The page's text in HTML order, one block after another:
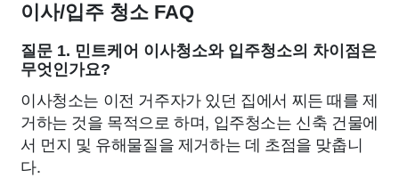
이사/입주 청소 FAQ
질문 1. 민트케어 이사청소와 입주청소의 차이점은
무엇인가요?
이사청소는 이전 거주자가 있던 집에서 찌든 때를 제
거하는 것을 목적으로 하며, 입주청소는 신축 건물에
서 먼지 및 유해물질을 제거하는 데 초점을 맞춥니
다.